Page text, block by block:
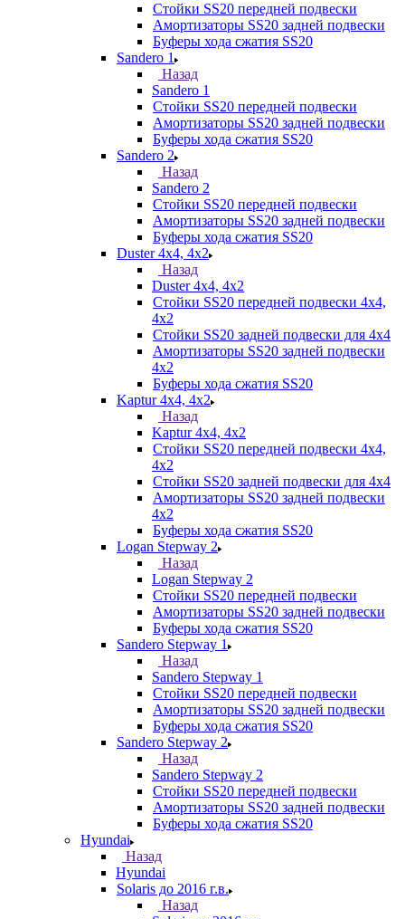
Стойки SS20 передней подвески
Амортизаторы SS20 задней подвески
Буферы хода сжатия SS20
Sandero 1
Назад
Sandero 1
Стойки SS20 передней подвески
Амортизаторы SS20 задней подвески
Буферы хода сжатия SS20
Sandero 2
Назад
Sandero 2
Стойки SS20 передней подвески
Амортизаторы SS20 задней подвески
Буферы хода сжатия SS20
Duster 4х4, 4x2
Назад
Duster 4х4, 4x2
Стойки SS20 передней подвески 4х4,
4x2
Стойки SS20 задней подвески для 4х4
Амортизаторы SS20 задней подвески
4х2
Буферы хода сжатия SS20
Kaptur 4х4, 4х2
Назад
Kaptur 4х4, 4х2
Стойки SS20 передней подвески 4х4,
4x2
Стойки SS20 задней подвески для 4х4
Амортизаторы SS20 задней подвески
4х2
Буферы хода сжатия SS20
Logan Stepway 2
Назад
Logan Stepway 2
Стойки SS20 передней подвески
Амортизаторы SS20 задней подвески
Буферы хода сжатия SS20
Sandero Stepway 1
Назад
Sandero Stepway 1
Стойки SS20 передней подвески
Амортизаторы SS20 задней подвески
Буферы хода сжатия SS20
Sandero Stepway 2
Назад
Sandero Stepway 2
Стойки SS20 передней подвески
Амортизаторы SS20 задней подвески
Буферы хода сжатия SS20
Hyundai
Назад
Hyundai
Solaris до 2016 г.в.
Назад